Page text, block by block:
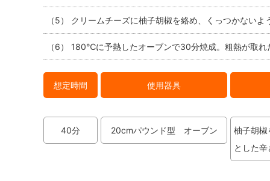
（5） クリームチーズに柚子胡椒を絡め、くっつかない
（6） 180℃に予熱したオーブンで30分焼成。粗熱が取
想定時間 使用器具
40分 20cmパウンド型 オーブン
柚子胡椒
とした